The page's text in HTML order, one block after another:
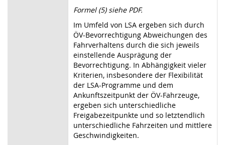
Formel (5) siehe PDF.
Im Umfeld von LSA ergeben sich durch
ÖV-Bevorrechtigung Abweichungen des
Fahrverhaltens durch die sich jeweils
einstellende Ausprägung der
Bevorrechtigung. In Abhängigkeit vieler
Kriterien, insbesondere der Flexibilität
der LSA-Programme und dem
Ankunftszeitpunkt der ÖV-Fahrzeuge,
ergeben sich unterschiedliche
Freigabezeitpunkte und so letztendlich
unterschiedliche Fahrzeiten und mittlere
Geschwindigkeiten.